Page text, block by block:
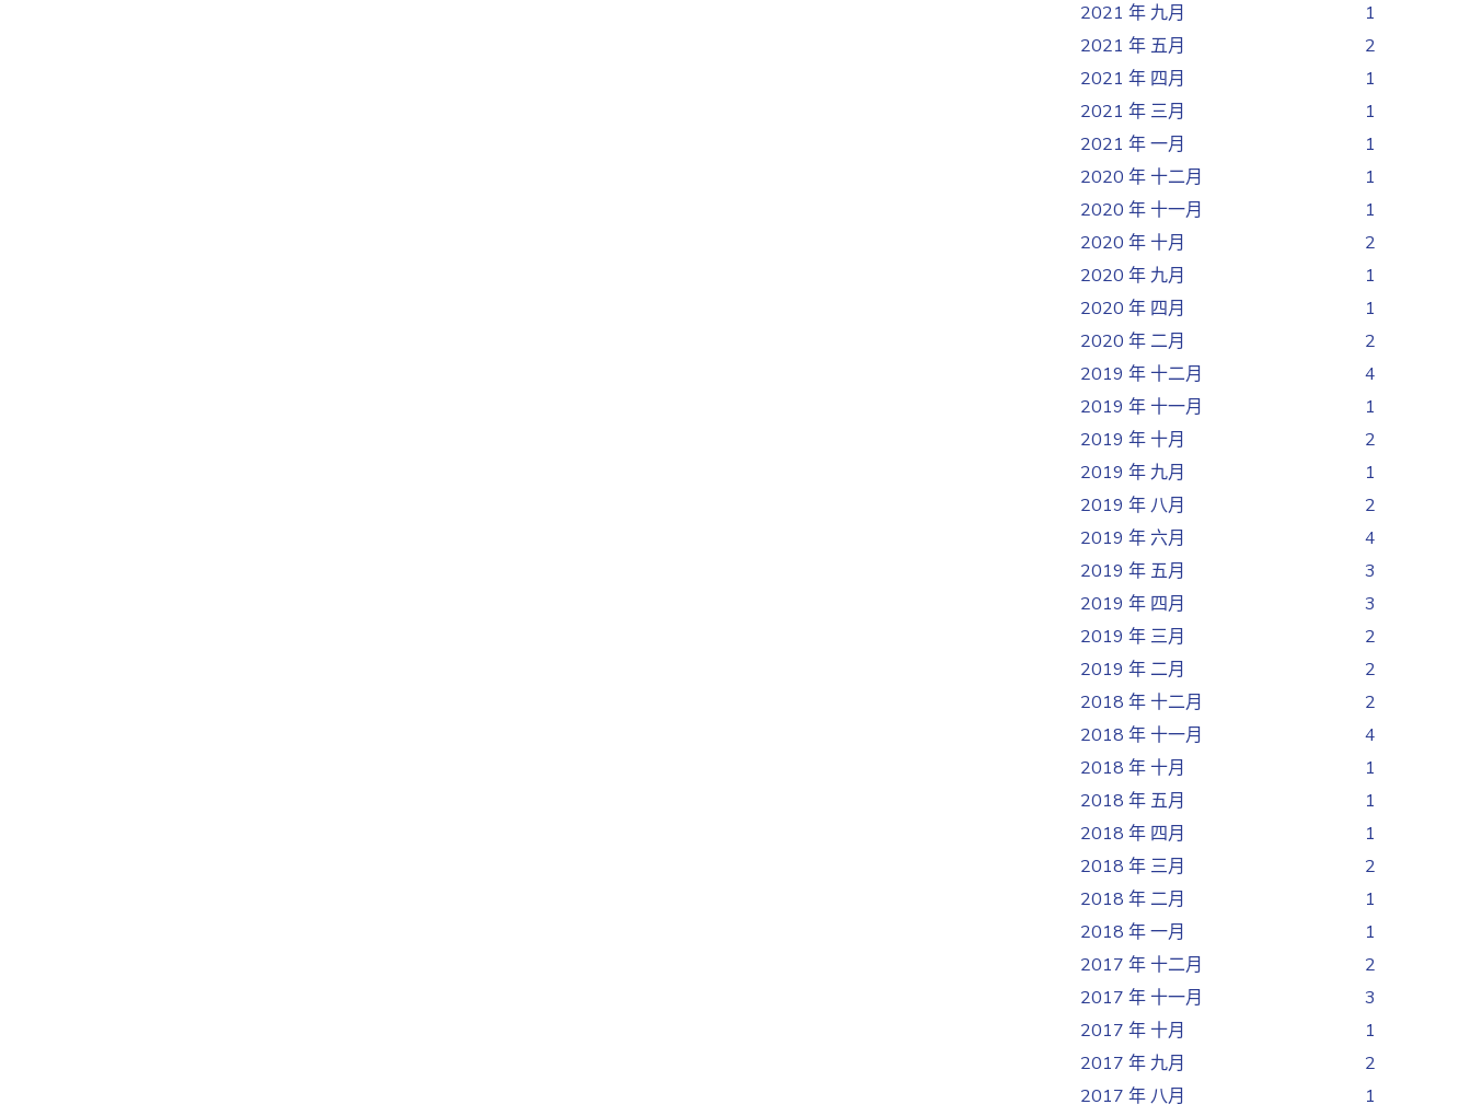
2021 年 九月
1
2021 年 五月
2
2021 年 四月
1
2021 年 三月
1
2021 年 一月
1
2020 年 十二月
1
2020 年 十一月
1
2020 年 十月
2
2020 年 九月
1
2020 年 四月
1
2020 年 二月
2
2019 年 十二月
4
2019 年 十一月
1
2019 年 十月
2
2019 年 九月
1
2019 年 八月
2
2019 年 六月
4
2019 年 五月
3
2019 年 四月
3
2019 年 三月
2
2019 年 二月
2
2018 年 十二月
2
2018 年 十一月
4
2018 年 十月
1
2018 年 五月
1
2018 年 四月
1
2018 年 三月
2
2018 年 二月
1
2018 年 一月
1
2017 年 十二月
2
2017 年 十一月
3
2017 年 十月
1
2017 年 九月
2
2017 年 八月
1